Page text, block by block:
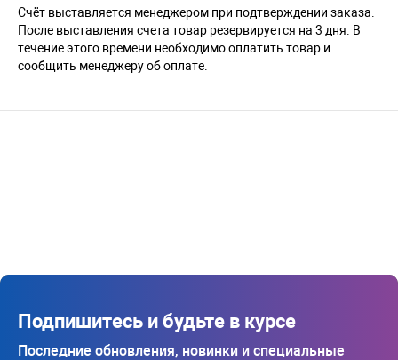
Счёт выставляется менеджером при подтверждении заказа.
После выставления счета товар резервируется на 3 дня. В
течение этого времени необходимо оплатить товар и
сообщить менеджеру об оплате.
Подпишитесь и будьте в курсе
Последние обновления, новинки и специальные